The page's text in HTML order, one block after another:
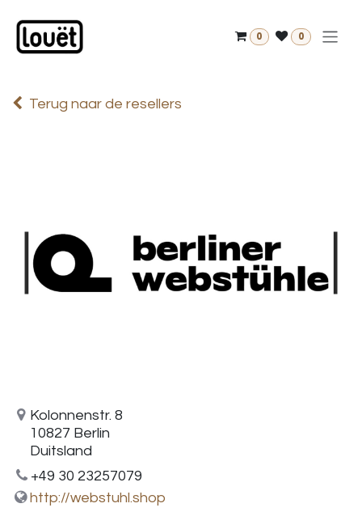
0 0
Terug naar de resellers
Kolonnenstr. 8
10827 Berlin
Duitsland
+49 30 23257079
http://webstuhl.shop